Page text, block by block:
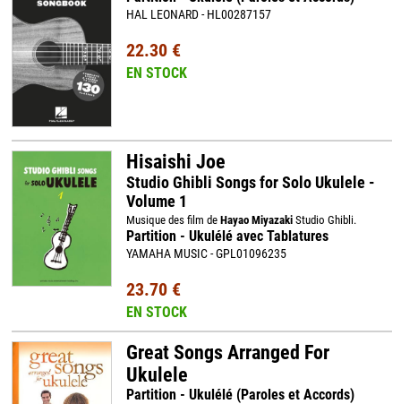
HAL LEONARD - HL00287157
22.30 €
EN STOCK
Hisaishi Joe
Studio Ghibli Songs for Solo Ukulele -
Volume 1
Musique des film de Hayao MiyazakiStudio Ghibli.
Partition - Ukulélé avec Tablatures
YAMAHA MUSIC - GPL01096235
23.70 €
EN STOCK
Great Songs Arranged For
Ukulele
Partition - Ukulélé (Paroles et Accords)